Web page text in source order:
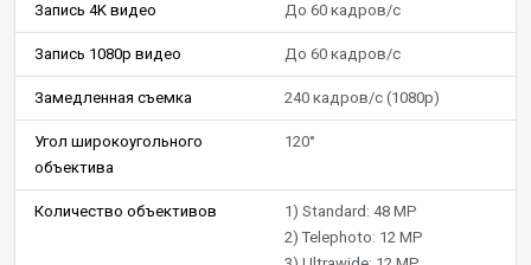
Запись 4K видео До 60 кадров/c
Запись 1080p видео До 60 кадров/c
Замедленная съемка 240 кадров/c (1080p)
Угол широкоугольного
объектива
120°
Количество объективов
1) Standard: 48 MP
2) Telephoto: 12 MP